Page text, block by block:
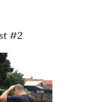
#2